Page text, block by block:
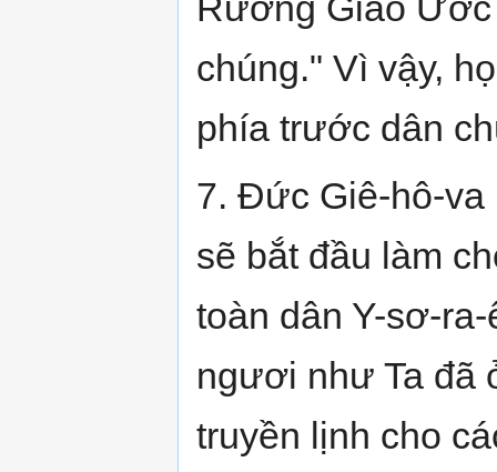
chúng." Vì vậy,
phía trước dân
7. Đức Giê-hô-va
sẽ bắt đầu làm
toàn dân Y-sơ-
ngươi như Ta đã
truyền lịnh cho